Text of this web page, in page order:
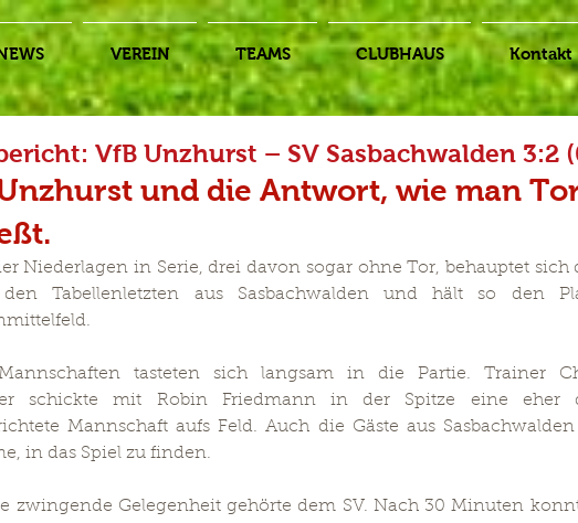
VEREIN TEAMS CLUBHAUS Kontakt
VfB Unzhurst – SV Sasbachwalden 3:2
und die Antwort, wie man
Niederlagen in Serie, drei davon sogar ohne Tor, behauptet sich
Tabellenletzten aus Sasbachwalden und hält so den
tasteten sich langsam in die Partie. Trainer
schickte mit Robin Friedmann in der Spitze eine eher
Mannschaft aufs Feld. Auch die Gäste aus
in das Spiel zu finden.
zwingende Gelegenheit gehörte dem SV. Nach 30 Minuten